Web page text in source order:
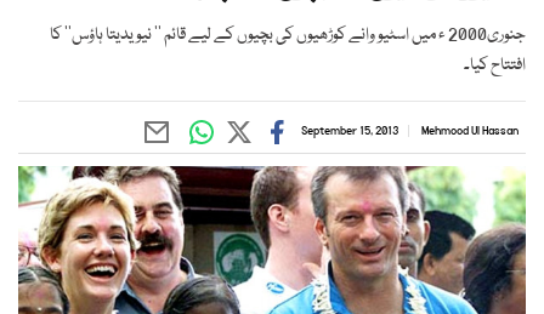
جنوری2000 ء میں اسٹیو وانے کوڑھیوں کی بچیوں کے لیے قائم ’’ نیویدیتا ہاؤس‘‘ کا
افتتاح کیا۔
Mehmood Ul Hassan
September 15, 2013